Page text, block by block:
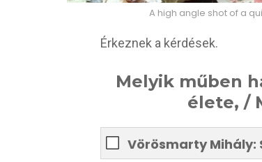
A high angle shot of a
Érkeznek a kérdések.
Melyik műben
élete, /
Vörösmarty Mihály: